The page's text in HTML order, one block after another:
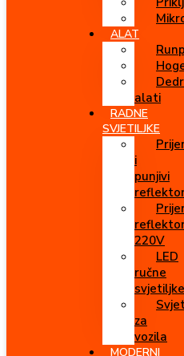
ALAT
alati
RADNE
SVJETILJKE
i
punjivi
220V
LED
ručne
svjetiljke
za
vozila
MODERNI